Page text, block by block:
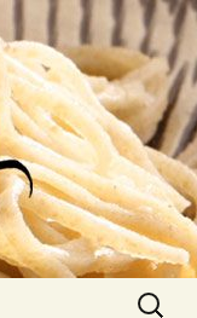
みやか
佇む「手打
製粉にこだ
そばをお楽
そばや季節
ニューなど
検